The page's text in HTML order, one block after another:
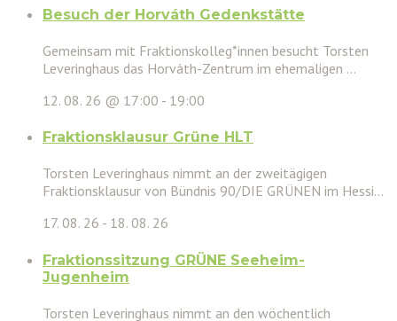
Besuch der Horváth Gedenkstätte
Gemeinsam mit Fraktionskolleg*innen besucht Torsten
Leveringhaus das Horváth-Zentrum im ehemaligen ...
12. 08. 26 @ 17:00 - 19:00
Fraktionsklausur Grüne HLT
Torsten Leveringhaus nimmt an der zweitägigen
Fraktionsklausur von Bündnis 90/DIE GRÜNEN im Hessi...
17. 08. 26 - 18. 08. 26
Fraktionssitzung GRÜNE Seeheim-
Jugenheim
Torsten Leveringhaus nimmt an den wöchentlich